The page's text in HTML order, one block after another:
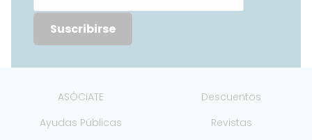
Suscribirse
ASÓCIATE
Descuentos
Ayudas Públicas
Revistas